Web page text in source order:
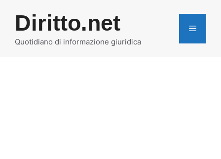
contenuto
Diritto.net
Quotidiano di informazione giuridica
MENU